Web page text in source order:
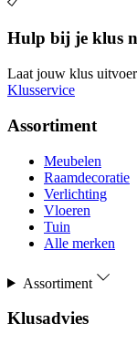
Hulp bij je klus
Laat jouw klus
Klusservice
Assortiment
Meubelen
Raamdecoratie
Verlichting
Vloeren
Tuin
Alle merken
Assortiment
Klusadvies